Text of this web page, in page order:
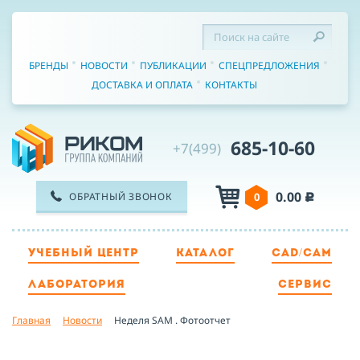
БРЕНДЫ НОВОСТИ ПУБЛИКАЦИИ
СПЕЦПРЕДЛОЖЕНИЯ
ДОСТАВКА И ОПЛАТА
КОНТАКТЫ
+7(499) 685-10-60
ОБРАТНЫЙ ЗВОНОК 0 0.00 c
УЧЕБНЫЙ ЦЕНТР КАТАЛОГ CAD/CAM
ЛАБОРАТОРИЯ СЕРВИС
Главная Новости Неделя SAM . Фотоотчет